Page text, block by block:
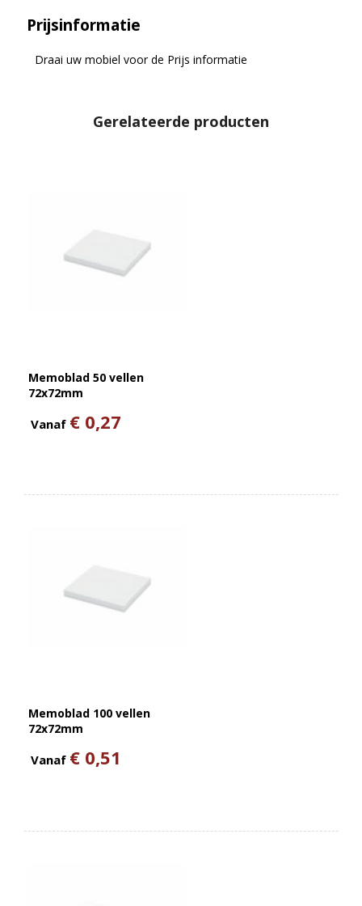
Prijsinformatie
Draai uw mobiel voor de Prijs informatie
Gerelateerde producten
Memoblad 50 vellen
72x72mm
Vanaf € 0,27
Memoblad 100 vellen
72x72mm
Vanaf € 0,51